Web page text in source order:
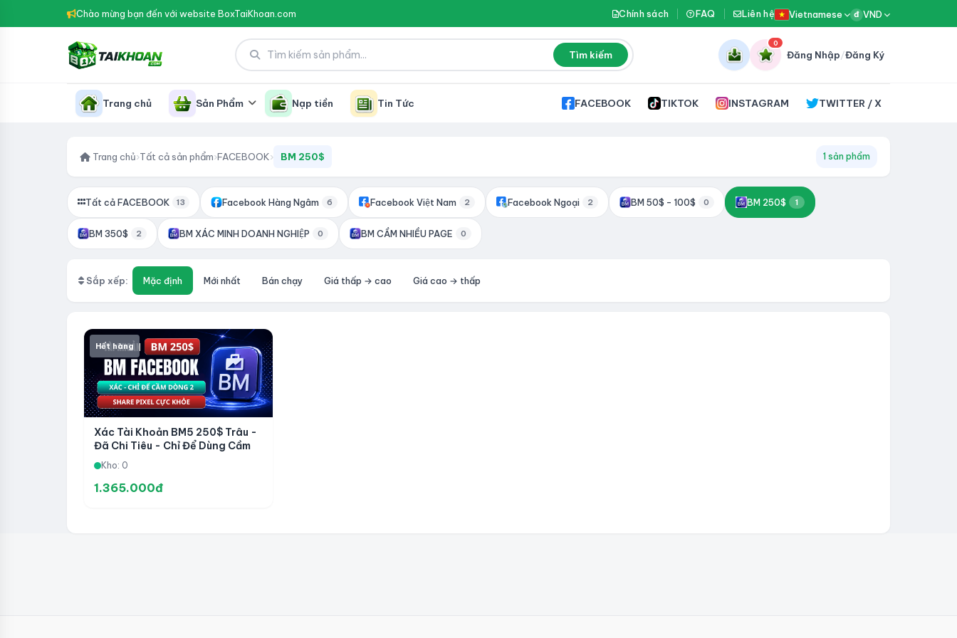
Chào mừng bạn đến với website BoxTaiKhoan.com Chính sách FAQ Liên hệ Vietnamese đ VND
Tìm kiếm
0
Đăng Nhập/Đăng Ký
Trang chủ Sản Phẩm Nạp tiền Tin Tức FACEBOOK TIKTOK INSTAGRAM TWITTER / X
Trang chủ›Tất cả sản phẩm›FACEBOOK› BM 250$ 1 sản phẩm
Tất cả FACEBOOK 13 Facebook Hàng Ngâm 6 Facebook Việt Nam 2 Facebook Ngoại 2 BM 50$ - 100$ 0 BM 250$ 1
BM 350$ 2 BM XÁC MINH DOANH NGHIỆP 0 BM CẦM NHIỀU PAGE 0
Sắp xếp: Mặc định Mới nhất Bán chạy Giá thấp → cao Giá cao → thấp
Hết hàng
Xác Tài Khoản BM5 250$ Trâu -
Đã Chi Tiêu - Chỉ Để Dùng Cầm
Dòng 2 TK Hoặc Page - Share
Pixel Cực Khỏe
Kho: 0
1.365.000đ